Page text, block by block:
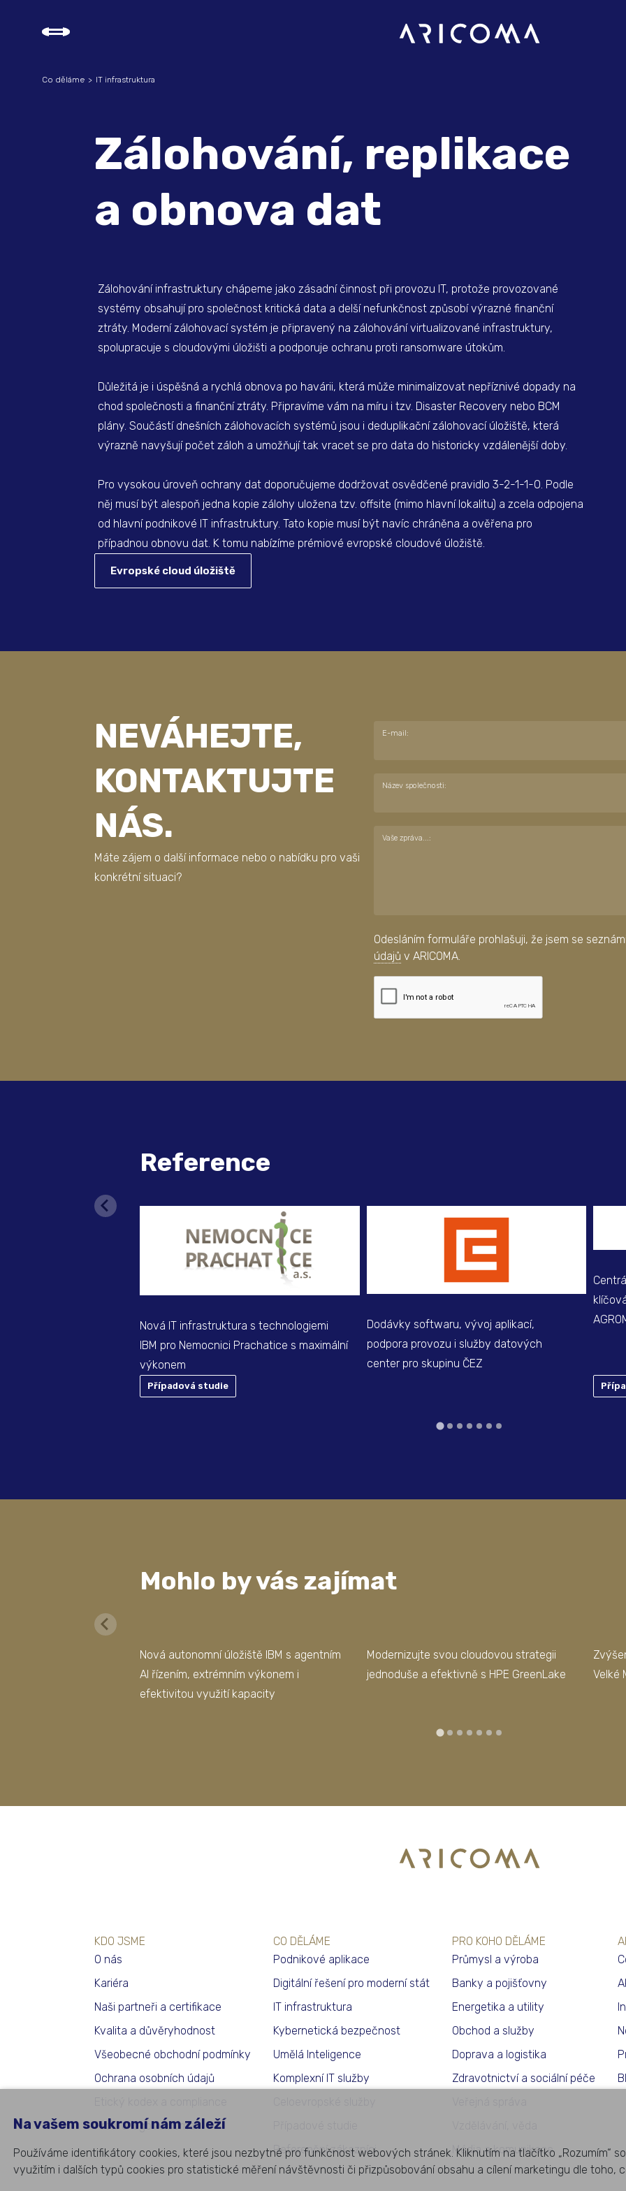
Zálohování, replikace
a obnova dat
Zálohování infrastruktury chápeme jako zásadní činnost při provozu IT, protože provozované
systémy obsahují pro společnost kritická data a delší nefunkčnost způsobí výrazné finanční
ztráty. Moderní zálohovací systém je připravený na zálohování virtualizované infrastruktury,
spolupracuje s cloudovými úložišti a podporuje ochranu proti ransomware útokům.
Důležitá je i úspěšná a rychlá obnova po havárii, která může minimalizovat nepříznivé dopady na
chod společnosti a finanční ztráty. Připravíme vám na míru i tzv. Disaster Recovery nebo BCM
plány. Součástí dnešních zálohovacích systémů jsou i deduplikační zálohovací úložiště, která
výrazně navyšují počet záloh a umožňují tak vracet se pro data do historicky vzdálenější doby.
Pro vysokou úroveň ochrany dat doporučujeme dodržovat osvědčené pravidlo 3-2-1-1-0. Podle
něj musí být alespoň jedna kopie zálohy uložena tzv. offsite (mimo hlavní lokalitu) a zcela odpojena
od hlavní podnikové IT infrastruktury. Tato kopie musí být navíc chráněna a ověřena pro
případnou obnovu dat. K tomu nabízíme prémiové evropské cloudové úložiště.
Evropské cloud úložiště
Co děláme IT infrastruktura
NEVÁHEJTE,
KONTAKTUJTE
NÁS.
Máte zájem o další informace nebo o nabídku pro vaši
konkrétní situaci?
E-mail:
Název společnosti:
Vaše zpráva...:
Odesláním formuláře prohlašuji, že jsem se
údajů v ARICOMA.
Reference
Nová IT infrastruktura s technologiemi
IBM pro Nemocnici Prachatice s maximální
výkonem
Případová studie
Dodávky softwaru, vývoj aplikací,
podpora provozu i služby datových
center pro skupinu ČEZ
Mohlo by vás zajímat
Nová autonomní úložiště IBM s agentním
AI řízením, extrémním výkonem i
efektivitou využití kapacity
Modernizujte svou cloudovou strategii
jednoduše a efektivně s HPE GreenLake
Velké
Na vašem soukromí nám záleží
Používáme identifikátory cookies, které jsou nezbytné pro funkčnost webových stránek. Kliknutím na tlačítko „Rozumím“
využitím i dalších typů cookies pro statistické měření návštěvnosti či přizpůsobování obsahu a cílení marketingu dle toho,
KDO JSME
O nás
Kariéra
Naši partneři a certifikace
Kvalita a důvěryhodnost
Všeobecné obchodní podmínky
Ochrana osobních údajů
Profil a logo Aricoma
CO DĚLÁME
Podnikové aplikace
Digitální řešení pro moderní stát
IT infrastruktura
Kybernetická bezpečnost
Umělá Inteligence
Komplexní IT služby
Referenční zákazníci
PRO KOHO DĚLÁME
Průmysl a výroba
Banky a pojišťovny
Energetika a utility
Obchod a služby
Doprava a logistika
Zdravotnictví a sociální péče
Média a komunikace